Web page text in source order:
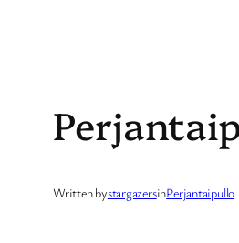
Written bystargazersinPerjantaipullo